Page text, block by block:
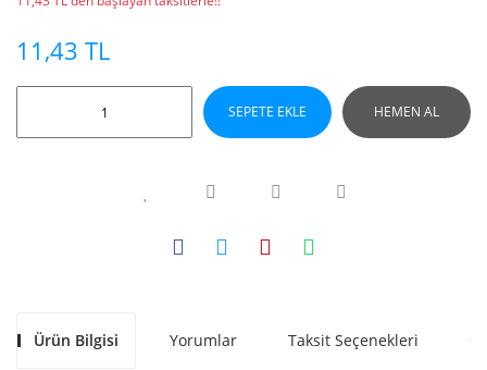
11,43 TL
SEPETE EKLE HEMEN AL
Ürün Bilgisi Yorumlar Taksit Seçenekleri